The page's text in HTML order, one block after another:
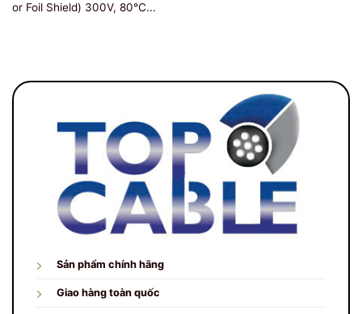
Sản phẩm chính hãng
Giao hàng toàn quốc
or Foil Shield) 300V, 80℃...